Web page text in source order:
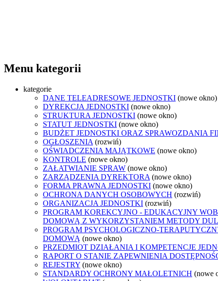
Menu kategorii
kategorie
DANE TELEADRESOWE JEDNOSTKI (nowe okno)
DYREKCJA JEDNOSTKI (nowe okno)
STRUKTURA JEDNOSTKI (nowe okno)
STATUT JEDNOSTKI (nowe okno)
BUDŻET JEDNOSTKI ORAZ SPRAWOZDANIA
OGŁOSZENIA (rozwiń)
OŚWIADCZENIA MAJĄTKOWE (nowe okno)
KONTROLE (nowe okno)
ZAŁATWIANIE SPRAW (nowe okno)
ZARZĄDZENIA DYREKTORA (nowe okno)
FORMA PRAWNA JEDNOSTKI (nowe okno)
OCHRONA DANYCH OSOBOWYCH (rozwiń)
ORGANIZACJA JEDNOSTKI (rozwiń)
PROGRAM KOREKCYJNO - EDUKACYJNY
DOMOWĄ Z WYKORZYSTANIEM METODY
PROGRAM PSYCHOLOGICZNO-
DOMOWĄ (nowe okno)
PRZEDMIOT DZIAŁANIA I KOMPETENCJE
RAPORT O STANIE ZAPEWNIENIA
REJESTRY (nowe okno)
STANDARDY OCHRONY MAŁOLETNICH (nowe